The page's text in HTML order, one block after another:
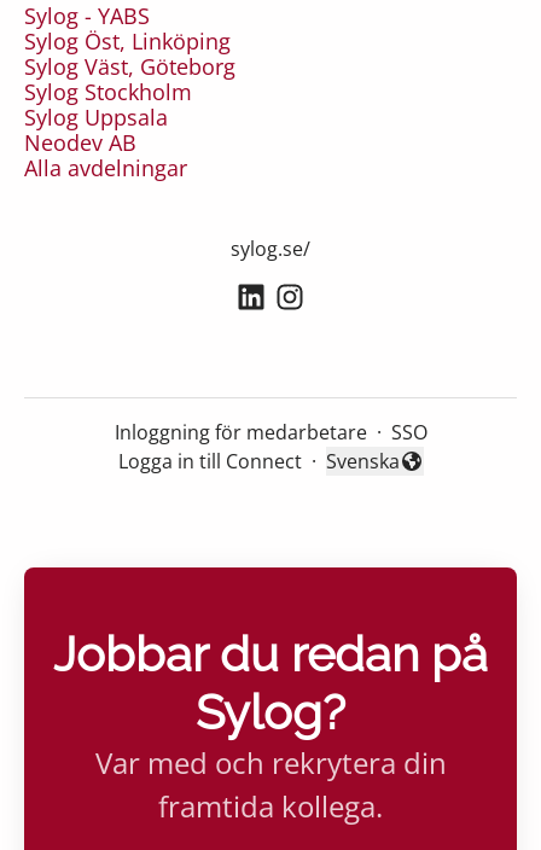
Sylog - YABS
Sylog Öst, Linköping
Sylog Väst, Göteborg
Sylog Stockholm
Sylog Uppsala
Neodev AB
Alla avdelningar
sylog.se/
Inloggning för medarbetare · SSO
Logga in till Connect · Byt språk
Svenska
Jobbar du redan på
Sylog?
Var med och rekrytera din
framtida kollega.